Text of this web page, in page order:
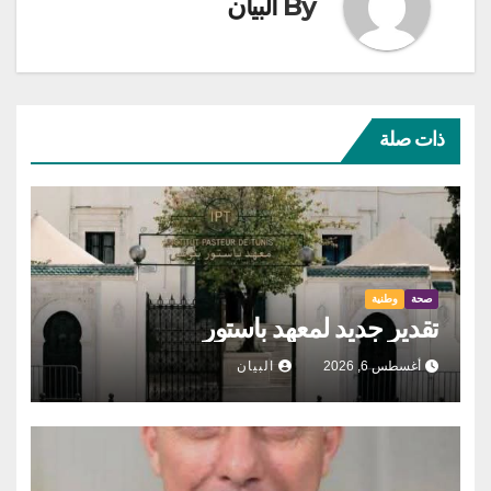
ذات صلة
صحة وطنية
تقدير جديد لمعهد باستور
أغسطس 6, 2026 البيان